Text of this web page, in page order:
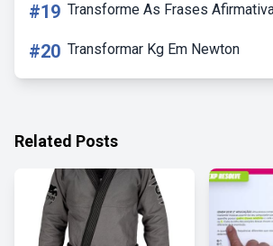
#19 Transforme As Frases
#20 Transformar Kg Em Newton
Related Posts